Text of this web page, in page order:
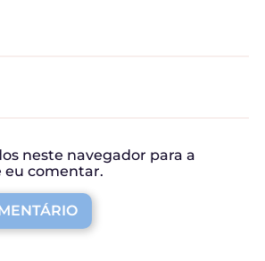
neste navegador para a
eu comentar.